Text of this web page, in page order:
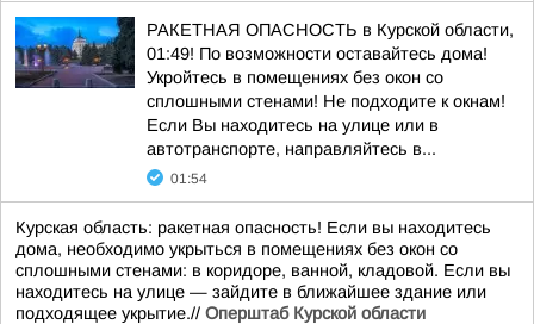
РАКЕТНАЯ ОПАСНОСТЬ в Курской области,
01:49! По возможности оставайтесь дома!
Укройтесь в помещениях без окон со
сплошными стенами! Не подходите к окнам!
Если Вы находитесь на улице или в
автотранспорте, направляйтесь в...
01:54
Курская область: ракетная опасность! Если вы находитесь
дома, необходимо укрыться в помещениях без окон со
сплошными стенами: в коридоре, ванной, кладовой. Если вы
находитесь на улице — зайдите в ближайшее здание или
подходящее укрытие.// Оперштаб Курской области